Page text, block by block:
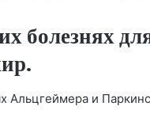
болезнях
Альцгеймера и